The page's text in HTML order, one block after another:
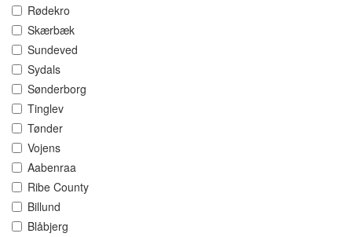
Rødekro
Skærbæk
Sundeved
Sydals
Sønderborg
Tinglev
Tønder
Vojens
Aabenraa
Ribe County
Billund
Blåbjerg